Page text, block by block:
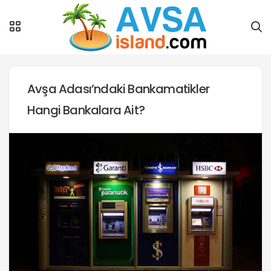
Avşa Adası’ndaki Bankamatikler
Hangi Bankalara Ait?